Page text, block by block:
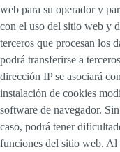
web para su operador y
con el uso del sitio web y
terceros que procesan los
podrá transferirse a
dirección IP se asociará
instalación de cookies
software de navegador.
caso, podrá tener
funciones del sitio web. Al